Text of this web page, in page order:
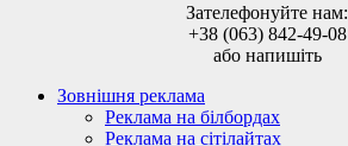
Зателефонуйте нам:
+38 (063) 842-49-08
або напишіть
Зовнішня реклама
Реклама на білбордах
Реклама на сітілайтах